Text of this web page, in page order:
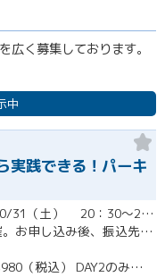
広く募集しております。
中
実践できる！パーキ
10/24（土)、10/31（土） 20：30～22：00開催
ZOOMにて開催。お申し込み後、振込先の案内メールをお送り致します。
DAY1のみ ¥4,980（税込） DAY2のみ ¥4,980（税込） 2日間セット ¥7,980（税込）